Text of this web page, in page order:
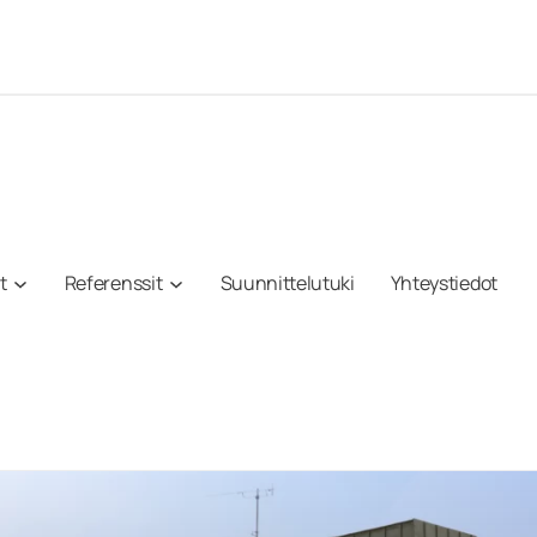
Referenssit Suunnittelutuki Yhteystiedot